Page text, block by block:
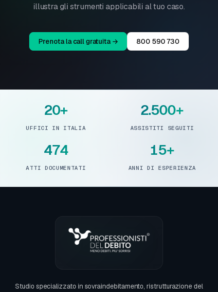
illustra gli strumenti applicabili al tuo caso.
Prenota la call gratuita → 800 590 730
20+
UFFICI IN ITALIA
2.500+
ASSISTITI SEGUITI
474
ATTI DOCUMENTATI
15+
ANNI DI ESPERIENZA
Studio specializzato in sovraindebitamento, ristrutturazione del